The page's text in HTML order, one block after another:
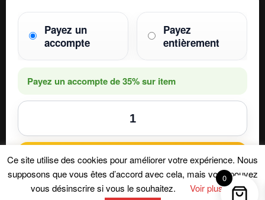
Payez un
accompte
Payez
entièrement
Payez un accompte de35%sur item
Ajouter au panier
Paiements
HOBBY ONE
75011 PARIS
Mail. hobby1shop@gmail.com
NOUS SUIVRE
Ce site utilise des cookies pour améliorer votre expérience. Nous
supposons que vous êtes d’accord avec cela, mais vous pouvez
vous désinscrire si vous le souhaitez.
Voir plus
0